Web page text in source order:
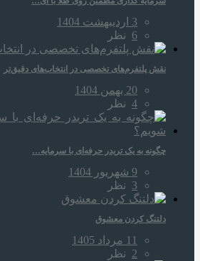
3 اردیبهشت 1404
6 نظر
نقش پلتفرم‌های تخصصی در انتخاب‌های دقیق‌تر
20 بهمن 1404
4 نظر
چگونه به یک تریدر حرفه‌ای با سرمایه…
9 شهریور 1404
3 نظر
دلتنگ کردن معشوق
11 مرداد 1405
2 نظر